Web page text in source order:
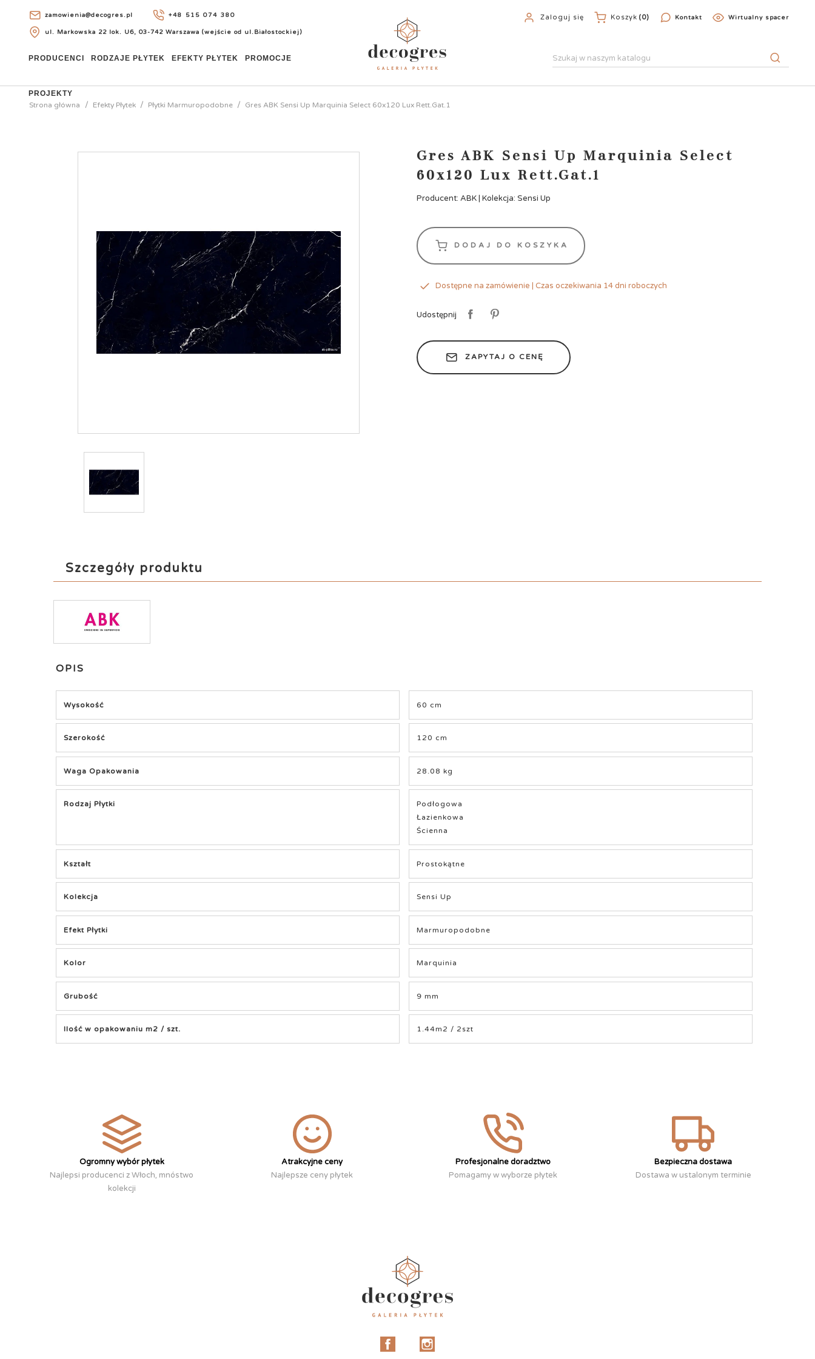
zamowienia@decogres.pl +48 515 074 380
ul. Markowska 22 lok. U6, 03-742 Warszawa (wejście od ul.Białostockiej)
Zaloguj się Koszyk (0) Kontakt Wirtualny spacer
PRODUCENCI RODZAJE PŁYTEK EFEKTY PŁYTEK PROMOCJE
PROJEKTY
Strona główna
Efekty Płytek Płytki Marmuropodobne Gres ABK Sensi Up Marquinia Select 60x120 Lux Rett.Gat.1
Gres ABK Sensi Up Marquinia Select
60x120 Lux Rett.Gat.1
Producent: ABK | Kolekcja: Sensi Up
DODAJ DO KOSZYKA
Dostępne na zamówienie | Czas oczekiwania 14 dni roboczych
Udostępnij
ZAPYTAJ O CENĘ
Szczegóły produktu
OPIS
Wysokość 60 cm
Szerokość 120 cm
Waga Opakowania 28.08 kg
Rodzaj Płytki
Podłogowa
Łazienkowa
Ścienna
Kształt Prostokątne
Kolekcja Sensi Up
Efekt Płytki Marmuropodobne
Kolor Marquinia
Grubość 9 mm
Ilość w opakowaniu m2 / szt. 1.44m2 / 2szt
Ogromny wybór płytek
Najlepsi producenci z Włoch, mnóstwo
kolekcji
Atrakcyjne ceny
Najlepsze ceny płytek
Profesjonalne doradztwo
Pomagamy w wyborze płytek
Bezpieczna dostawa
Dostawa w ustalonym terminie
Facebook